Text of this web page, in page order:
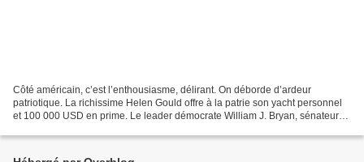
Côté américain, c’est l’enthousiasme, délirant. On déborde d’ardeur
patriotique. La richissime Helen Gould offre à la patrie son yacht personnel
et 100 000 USD en prime. Le leader démocrate William J. Bryan, sénateur